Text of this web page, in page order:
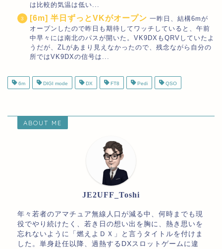
は比較的気温は低い...
[6m] 半日ずっとVKがオープン 一昨日、結構6mが
オープンしたので昨日も期待してワッチしていると、午前
中早々には南北のパスが開いた。VK9DXもQRVしていたよ
うだが、ZLがあまり見えなかったので、残念ながら自分の
所ではVK9DXの信号は...
6m DIGI mode DX FT8 Pedi QSO
ABOUT ME
JE2UFF_Toshi
年々若者のアマチュア無線人口が減る中、何時までも現
役でやり続けたく、若き日の想い出を胸に、熱き思いを
忘れないように「燃えよＤＸ」と言うタイトルを付けま
した。単身赴任以降、過熱するDXスロットゲームに違